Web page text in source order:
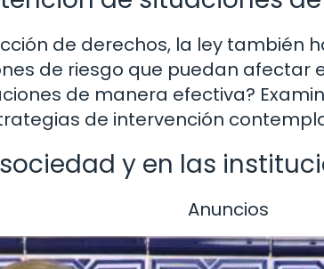
de derechos, la ley también
de riesgo que puedan afectar
de manera efectiva?
de intervención
y en las
Anuncios